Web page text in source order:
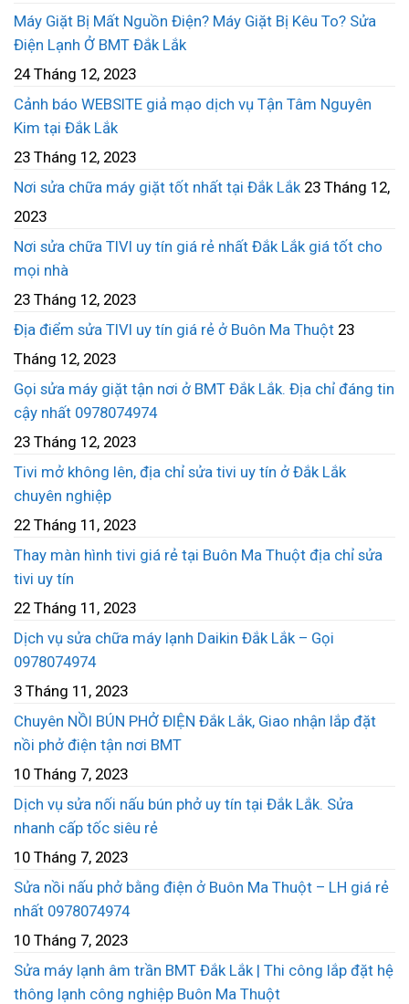
Máy Giặt Bị Mất Nguồn Điện? Máy Giặt Bị Kêu To? Sửa
Điện Lạnh Ở BMT Đắk Lắk
24 Tháng 12, 2023
Cảnh báo WEBSITE giả mạo dịch vụ Tận Tâm Nguyên
Kim tại Đắk Lắk
23 Tháng 12, 2023
Nơi sửa chữa máy giặt tốt nhất tại Đắk Lắk 23 Tháng 12,
2023
Nơi sửa chữa TIVI uy tín giá rẻ nhất Đắk Lắk giá tốt cho
mọi nhà
23 Tháng 12, 2023
Địa điểm sửa TIVI uy tín giá rẻ ở Buôn Ma Thuột 23
Tháng 12, 2023
Gọi sửa máy giặt tận nơi ở BMT Đắk Lắk. Địa chỉ đáng tin
cậy nhất 0978074974
23 Tháng 12, 2023
Tivi mở không lên, địa chỉ sửa tivi uy tín ở Đắk Lắk
chuyên nghiệp
22 Tháng 11, 2023
Thay màn hình tivi giá rẻ tại Buôn Ma Thuột địa chỉ sửa
tivi uy tín
22 Tháng 11, 2023
Dịch vụ sửa chữa máy lạnh Daikin Đắk Lắk – Gọi
0978074974
3 Tháng 11, 2023
Chuyên NỒI BÚN PHỞ ĐIỆN Đắk Lắk, Giao nhận lắp đặt
nồi phở điện tận nơi BMT
10 Tháng 7, 2023
Dịch vụ sửa nối nấu bún phở uy tín tại Đắk Lắk. Sửa
nhanh cấp tốc siêu rẻ
10 Tháng 7, 2023
Sửa nồi nấu phở bằng điện ở Buôn Ma Thuột – LH giá rẻ
nhất 0978074974
10 Tháng 7, 2023
Sửa máy lạnh âm trần BMT Đắk Lắk | Thi công lắp đặt hệ
thông lạnh công nghiệp Buôn Ma Thuột